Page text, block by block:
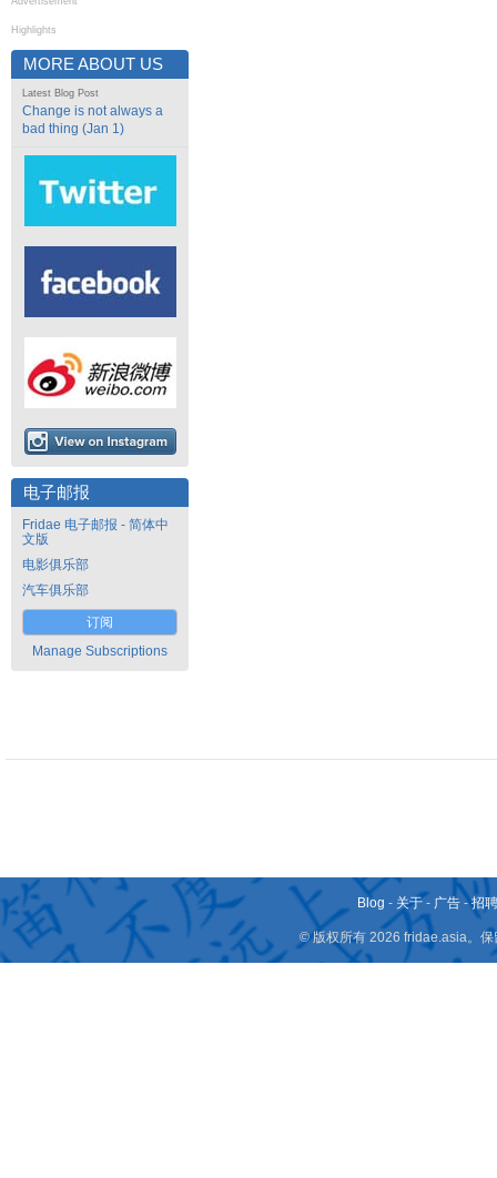
Highlights
MORE ABOUT US
Latest Blog Post
Change is not always a
bad thing (Jan 1)
电子邮报
Fridae 电子邮报 - 简体中
文版
电影俱乐部
汽车俱乐部
订阅
Manage Subscriptions
Blog - 关于 - 广告 -招
© 版权所有 2026 fridae.asia。